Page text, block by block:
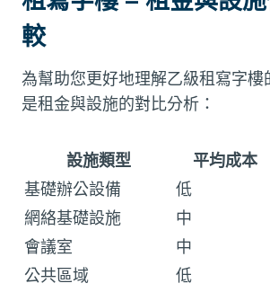
較
為幫助您更好地理解乙級租寫字樓
是租金與設施的對比分析：
設施類型 平均成本
基礎辦公設備
低
網絡基礎設施
中
會議室
中
公共區域
低